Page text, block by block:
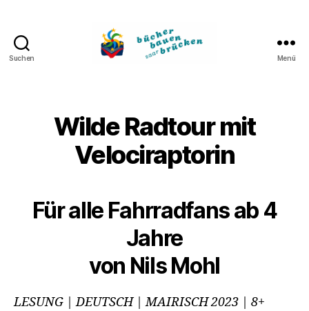
Suchen Menü
Wilde Radtour mit
Velociraptorin
Für alle Fahrradfans ab 4
Jahre
von Nils Mohl
LESUNG | DEUTSCH | MAIRISCH 2023 | 8+